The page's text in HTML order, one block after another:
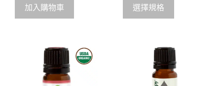
加入購物車
5
選擇規格